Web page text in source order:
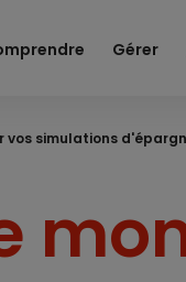
Gérer
vos simulations